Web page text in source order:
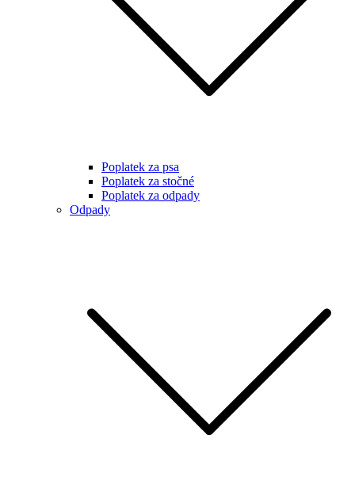
Poplatek za psa
Poplatek za stočné
Poplatek za odpady
Odpady